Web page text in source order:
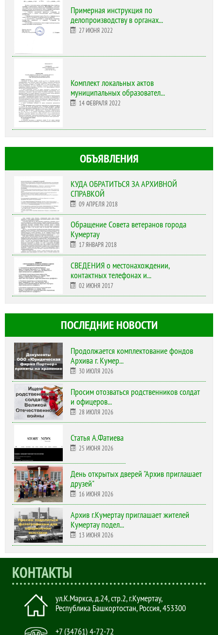
Примерная инструкция по
делопроизводству в органах...
27 ИЮНЯ 2022
Комплект локальных актов
муниципальных образовател...
14 ФЕВРАЛЯ 2022
ОБЪЯВЛЕНИЯ
КУДА ОБРАТИТЬСЯ ЗА АРХИВНОЙ
СПРАВКОЙ
09 АПРЕЛЯ 2018
Обращение Совета ветеранов города
Кумертау
17 ЯНВАРЯ 2018
СВЕДЕНИЯ о местонахождении,
контактных телефонах и...
02 ИЮНЯ 2017
ПОСЛЕДНИЕ НОВОСТИ
Продолжается комплектование фондов
Архива г. Кумер...
30 ИЮЛЯ 2026
Просим отозваться родственников солдат
и офицеров...
28 ИЮЛЯ 2026
Статья А.Фатиева
25 ИЮНЯ 2026
День открытых дверей "Архив приглашает
друзей"
16 ИЮНЯ 2026
Архив г.Кумертау приглашает жителей
Кумертау подел...
13 ИЮНЯ 2026
КОНТАКТЫ
ул.К.Маркса, д.24, стр.2,г.Кумертау,
Республика Башкортостан, Россия,453300
+7 (34761) 4-72-72